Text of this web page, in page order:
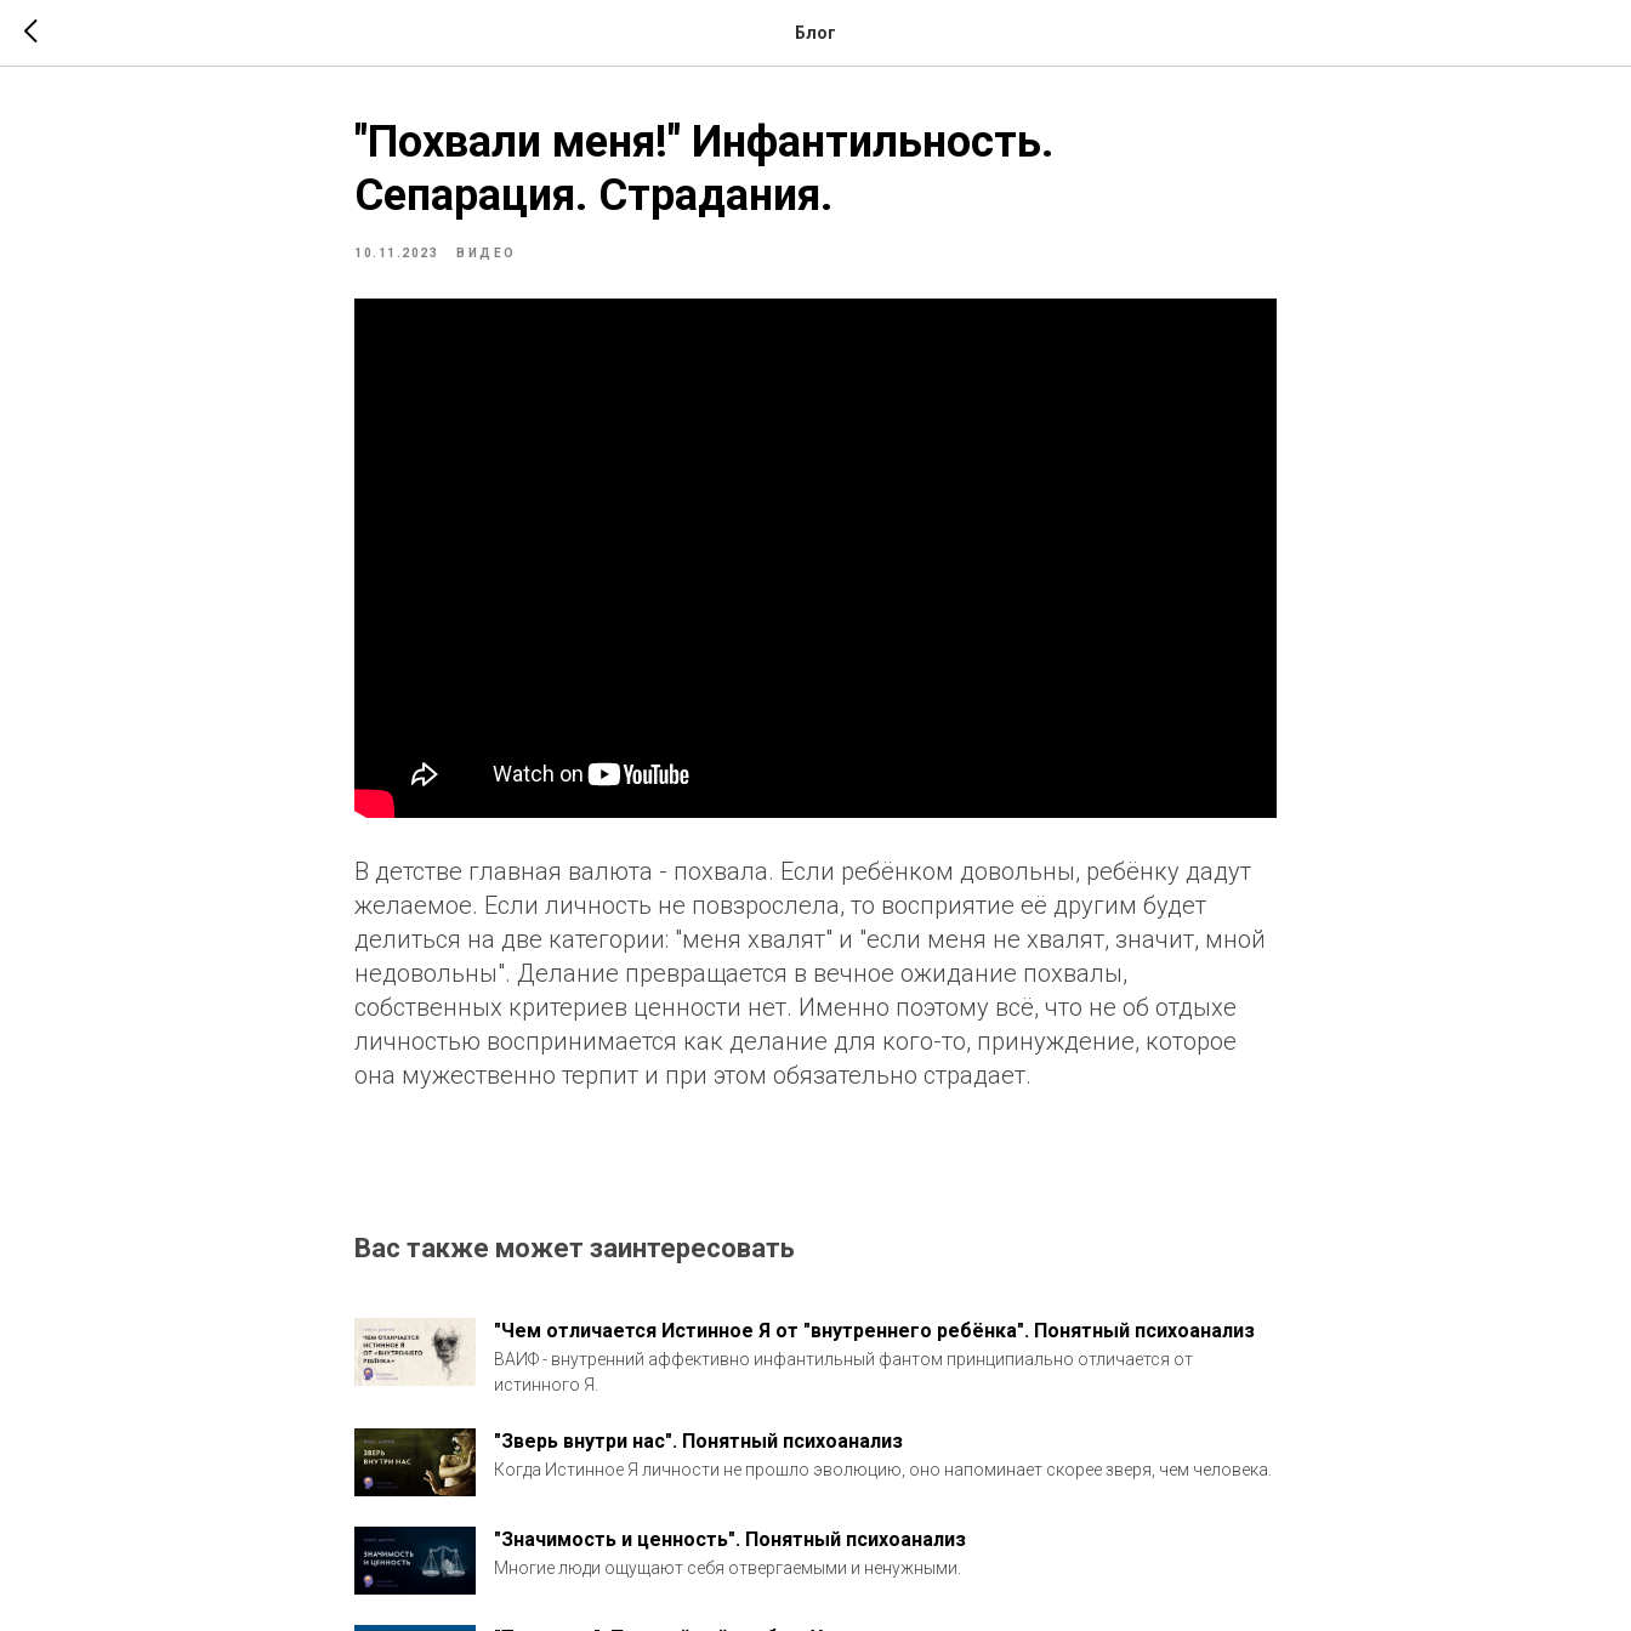
Блог
"Похвали меня!" Инфантильность.
Сепарация. Страдания.
10.11.2023 ВИДЕО
В детстве главная валюта - похвала. Если ребёнком довольны, ребёнку дадут
желаемое. Если личность не повзрослела, то восприятие её другим будет
делиться на две категории: "меня хвалят" и "если меня не хвалят, значит, мной
недовольны". Делание превращается в вечное ожидание похвалы,
собственных критериев ценности нет. Именно поэтому всё, что не об отдыхе
личностью воспринимается как делание для кого-то, принуждение, которое
она мужественно терпит и при этом обязательно страдает.
Вас также может заинтересовать
"Чем отличается Истинное Я от "внутреннего ребёнка". Понятный психоанализ
ВАИФ - внутренний аффективно инфантильный фантом принципиально отличается от
истинного Я.
"Зверь внутри нас". Понятный психоанализ
Когда Истинное Я личности не прошло эволюцию, оно напоминает скорее зверя, чем человека.
"Значимость и ценность". Понятный психоанализ
Многие люди ощущают себя отвергаемыми и ненужными.